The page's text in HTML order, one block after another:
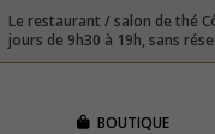
Le restaurant / salon de thé
jours de 9h30 à 19h, sans
BOUTIQUE